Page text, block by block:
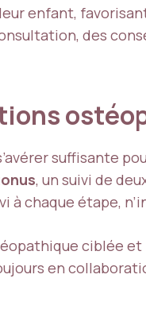
enfant,
des
suffisante
, un suivi de
chaque étape,
ciblée
en